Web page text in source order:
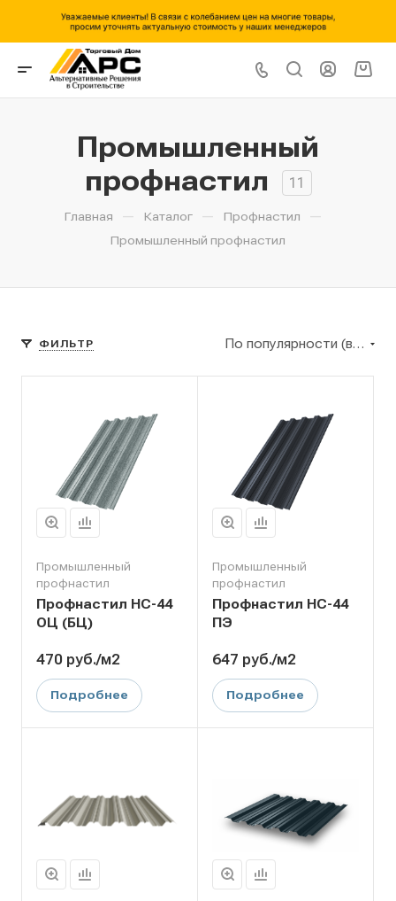
Промышленный
профнастил
11
Главная — Каталог — Профнастил —
Промышленный профнастил
ФИЛЬТР По популярности (возрастание)
Промышленный
профнастил
Профнастил НС-44
ОЦ (БЦ)
470 руб./м2
Подробнее
Промышленный
профнастил
Профнастил НС-44
ПЭ
647 руб./м2
Подробнее